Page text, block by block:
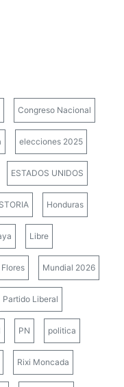
Congreso Nacional
elecciones 2025
ESTADOS UNIDOS
Honduras
Libre
Mundial 2026
Partido Liberal
PN politica
Rixi Moncada